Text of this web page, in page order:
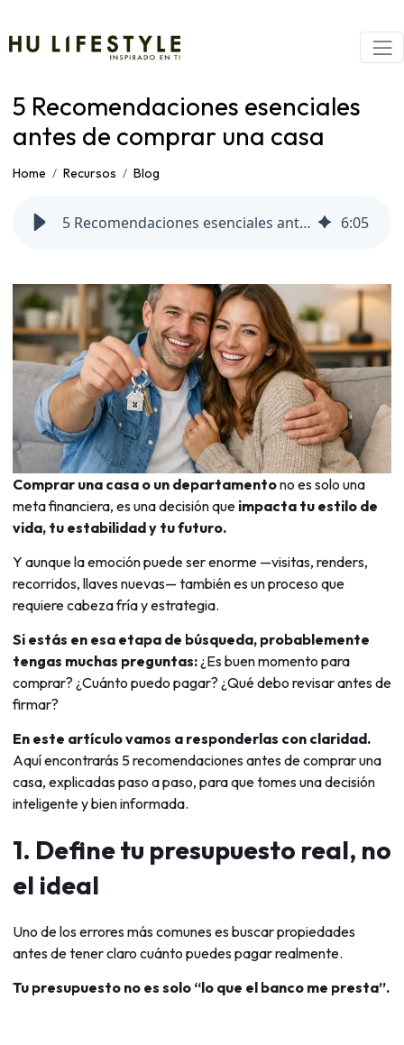
5 Recomendaciones esenciales
antes de comprar una casa
Home Recursos Blog
5 Recomendaciones esenciales antes de comprar una casa 6:05
Comprar una casa o un departamentono es solo una
meta financiera, es una decisión que impacta tu estilo de
vida, tu estabilidad y tu futuro.
Y aunque la emoción puede ser enorme —visitas, renders,
recorridos, llaves nuevas— también es un proceso que
requiere cabeza fría y estrategia.
Si estás en esa etapa de búsqueda, probablemente
tengas muchas preguntas: ¿Es buen momento para
comprar? ¿Cuánto puedo pagar? ¿Qué debo revisar antes de
firmar?
En este artículo vamos a responderlas con claridad.
Aquí encontrarás 5 recomendaciones antes de comprar una
casa, explicadas paso a paso, para que tomes una decisión
inteligente y bien informada.
1. Define tu presupuesto real, no
el ideal
Uno de los errores más comunes es buscar propiedades
antes de tener claro cuánto puedes pagar realmente.
Tu presupuesto no es solo “lo que el banco me presta”.